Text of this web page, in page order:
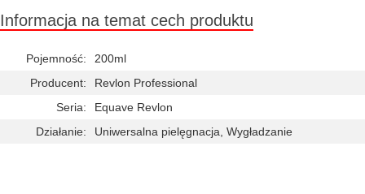
Informacja na temat cech produktu
Pojemność:
200ml
Producent:
Revlon Professional
Seria:
Equave Revlon
Działanie:
Uniwersalna pielęgnacja, Wygładzanie